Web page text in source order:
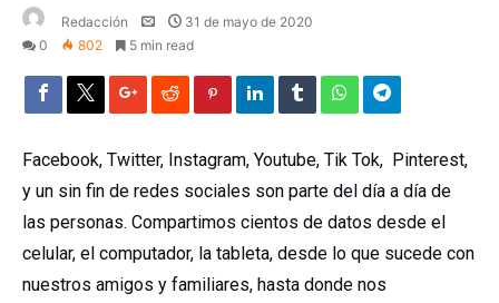
Redacción
31 de mayo de 2020
0
802 5 min read
Facebook, Twitter, Instagram, Youtube, Tik Tok, Pinterest,
y un sin fin de redes sociales son parte del día a día de
las personas. Compartimos cientos de datos desde el
celular, el computador, la tableta, desde lo que sucede con
nuestros amigos y familiares, hasta donde nos